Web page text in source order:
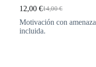
14,00€
12,00 €
Motivación con amenaza
incluida.